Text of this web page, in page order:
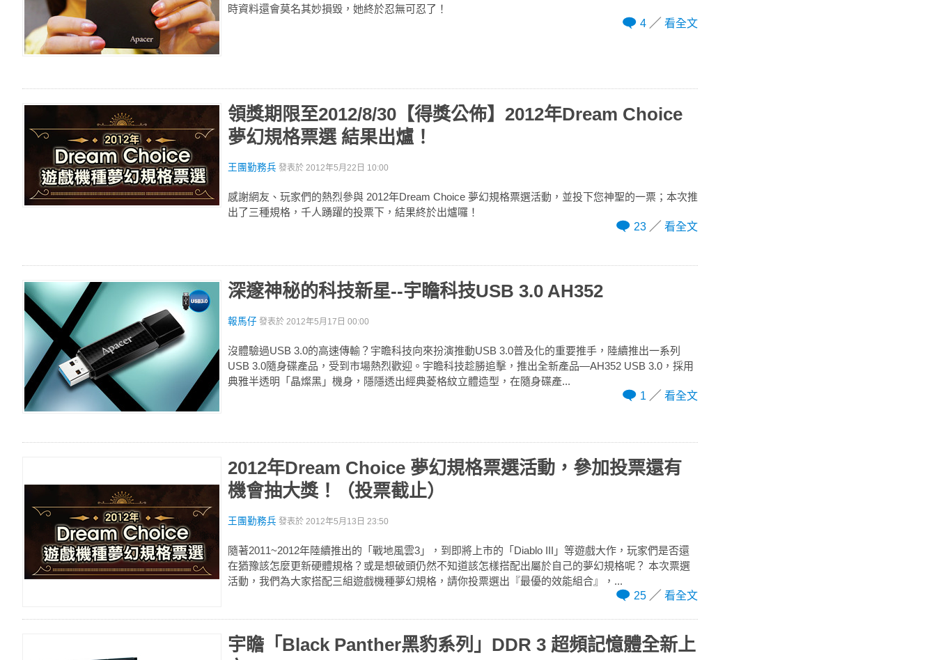
時資料還會莫名其妙損毀，她終於忍無可忍了！
4
看全文
領獎期限至2012/8/30【得獎公佈】2012年Dream Choice
夢幻規格票選 結果出爐！
王團勤務兵 發表於 2012年5月22日 10:00
感謝網友、玩家們的熱烈參與 2012年Dream Choice 夢幻規格票選活動，並投下您神聖的一票；本次推
出了三種規格，千人踴躍的投票下，結果終於出爐囉！
23
看全文
深邃神秘的科技新星--宇瞻科技USB 3.0 AH352
報馬仔 發表於 2012年5月17日 00:00
沒體驗過USB 3.0的高速傳輸？宇瞻科技向來扮演推動USB 3.0普及化的重要推手，陸續推出一系列
USB 3.0隨身碟產品，受到市場熱烈歡迎。宇瞻科技趁勝追擊，推出全新產品—AH352 USB 3.0，採用
典雅半透明「晶燦黑」機身，隱隱透出經典菱格紋立體造型，在隨身碟產...
1
看全文
2012年Dream Choice 夢幻規格票選活動，參加投票還有
機會抽大獎！（投票截止）
王團勤務兵 發表於 2012年5月13日 23:50
隨著2011~2012年陸續推出的「戰地風雲3」，到即將上市的「Diablo III」等遊戲大作，玩家們是否還
在猶豫該怎麼更新硬體規格？或是想破頭仍然不知道該怎樣搭配出屬於自己的夢幻規格呢？ 本次票選
活動，我們為大家搭配三組遊戲機種夢幻規格，請你投票選出『最優的效能組合』，...
25
看全文
宇瞻「Black Panther黑豹系列」DDR 3 超頻記憶體全新上